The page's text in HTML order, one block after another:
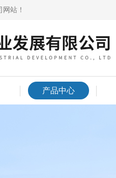
站！
产品中心